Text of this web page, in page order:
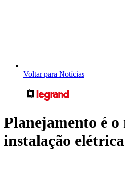
Voltar para Notícias
Planejamento é
instalação elétrica